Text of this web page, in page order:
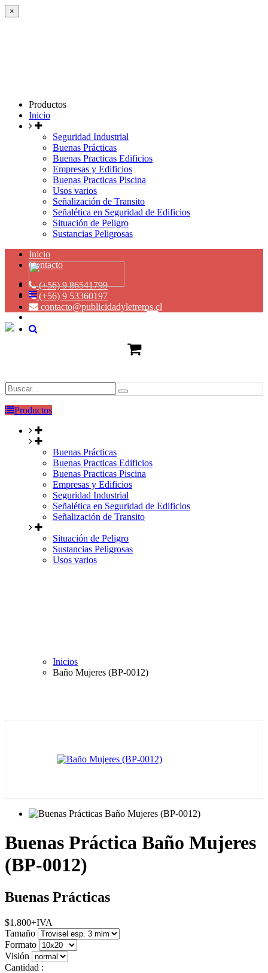
×
Productos
Inicio
Seguridad Industrial
Buenas Prácticas
Buenas Practicas Edificios
Empresas y Edificios
Buenas Practicas Piscina
Usos varios
Señalización de Transito
Señalética en Seguridad de Edificios
Situación de Peligro
Sustancias Peligrosas
Inicio
Contacto
(+56) 9 86541799
(+56) 9 53360197
contacto@publicidadyletreros.cl
Productos
Buenas Prácticas
Buenas Practicas Edificios
Buenas Practicas Piscina
Empresas y Edificios
Seguridad Industrial
Señalética en Seguridad de Edificios
Señalización de Transito
Situación de Peligro
Sustancias Peligrosas
Usos varios
Inicios
Baño Mujeres (BP-0012)
Buenas Práctica Baño Mujeres
(BP-0012)
Buenas Prácticas
$1.800+IVA
Tamaño
Formato
Visión
Cantidad :